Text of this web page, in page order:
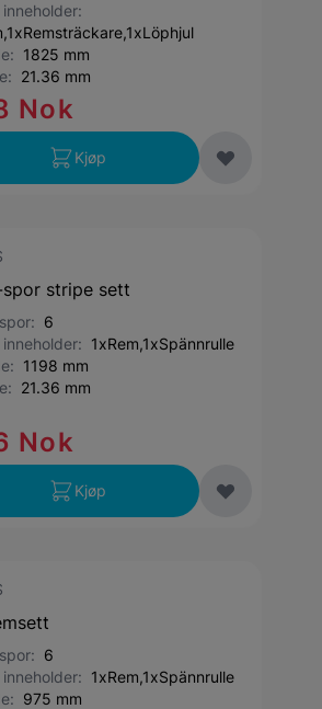
1825 mm
21.36 mm
Nok
Kjøp
stripe sett
6
1xRem,1xSpännrulle
1198 mm
21.36 mm
Nok
Kjøp
6
1xRem,1xSpännrulle
975 mm